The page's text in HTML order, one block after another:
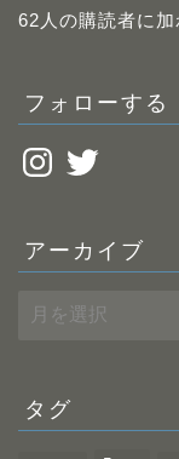
レ
62人の購読者に加
フォローする
Instagram
Twitter
アーカイブ
ー
ブ
タグ